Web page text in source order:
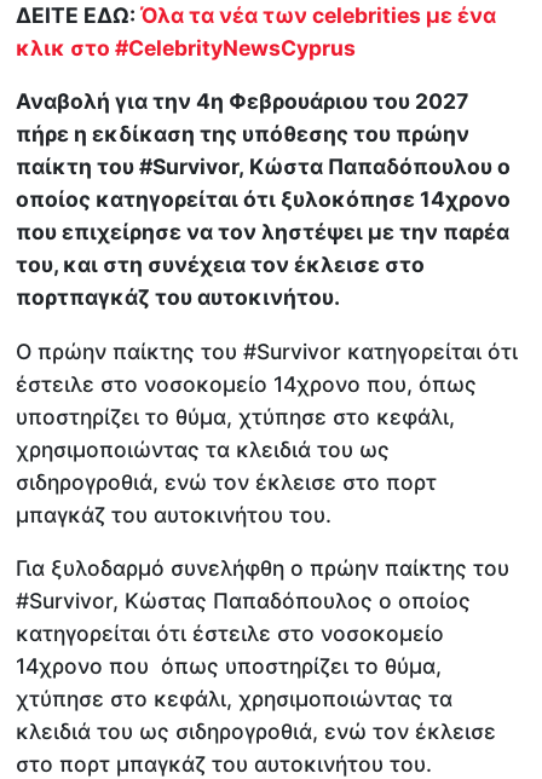
ΔΕΙΤΕ ΕΔΩ:Όλα τα νέα των celebrities με ένα
κλικ στο #CelebrityNewsCyprus
Αναβολή για την 4η Φεβρουάριου του 2027
πήρε η εκδίκαση της υπόθεσης του πρώην
παίκτη του #Survivor, Κώστα Παπαδόπουλου ο
οποίος κατηγορείται ότι ξυλοκόπησε 14χρονο
που επιχείρησε να τον ληστέψει με την παρέα
του, και στη συνέχεια τον έκλεισε στο
πορτπαγκάζ του αυτοκινήτου.
Ο πρώην παίκτης του #Survivor κατηγορείται ότι
έστειλε στο νοσοκομείο 14χρονο που, όπως
υποστηρίζει το θύμα, χτύπησε στο κεφάλι,
χρησιμοποιώντας τα κλειδιά του ως
σιδηρογροθιά, ενώ τον έκλεισε στο πορτ
μπαγκάζ του αυτοκινήτου του.
Για ξυλοδαρμό συνελήφθη ο πρώην παίκτης του
#Survivor, Κώστας Παπαδόπουλος ο οποίος
κατηγορείται ότι έστειλε στο νοσοκομείο
14χρονο που όπως υποστηρίζει το θύμα,
χτύπησε στο κεφάλι, χρησιμοποιώντας τα
κλειδιά του ως σιδηρογροθιά, ενώ τον έκλεισε
στο πορτ μπαγκάζ του αυτοκινήτου του.